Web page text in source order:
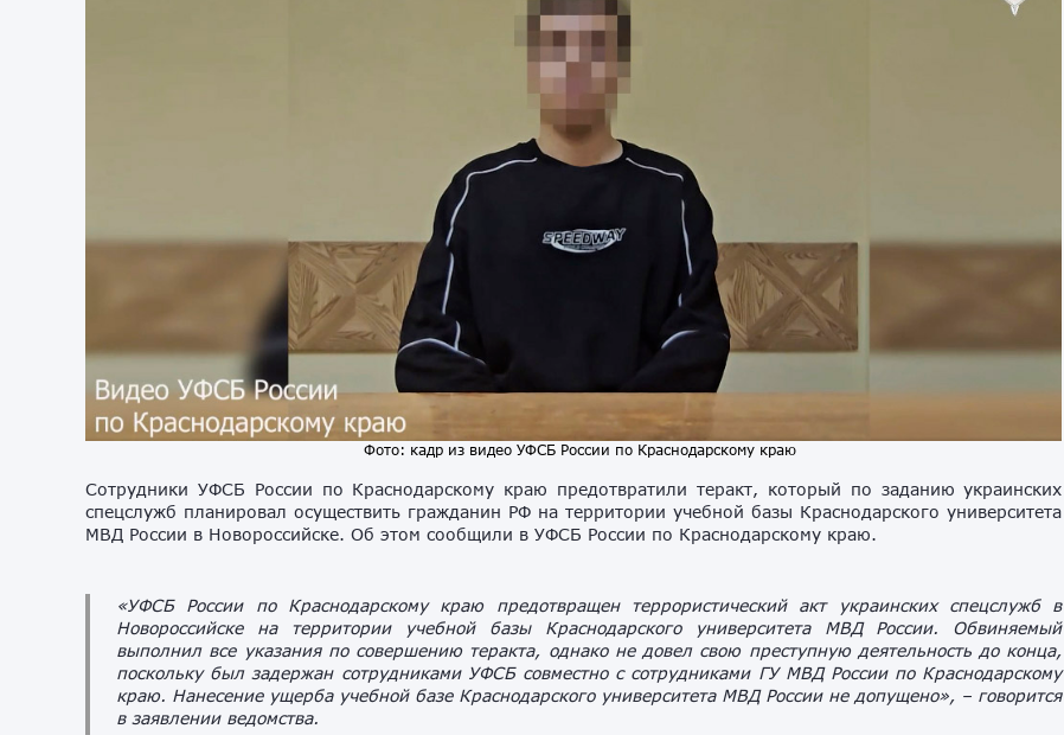
Фото: кадр из видео УФСБ России по Краснодарскому краю
Сотрудники УФСБ России по Краснодарскому краю предотвратили теракт, который по заданию украинских
спецслужб планировал осуществить гражданин РФ на территории учебной базы Краснодарского университета
МВД России в Новороссийске. Об этом сообщили в УФСБ России по Краснодарскому краю.
«УФСБ России по Краснодарскому краю предотвращен террористический акт украинских спецслужб в
Новороссийске на территории учебной базы Краснодарского университета МВД России. Обвиняемый
выполнил все указания по совершению теракта, однако не довел свою преступную деятельность до конца,
поскольку был задержан сотрудниками УФСБ совместно с сотрудниками ГУ МВД России по Краснодарскому
краю. Нанесение ущерба учебной базе Краснодарского университета МВД России не допущено», – говорится
в заявлении ведомства.